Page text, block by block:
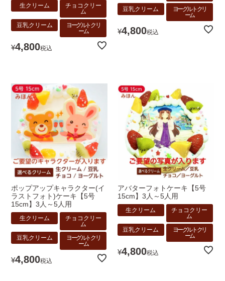
生クリーム
チョコクリー
ム
豆乳クリーム
ヨーグルトクリ
ーム
¥4,800税込
豆乳クリーム
ヨーグルトクリ
ーム
¥4,800税込
ポップアップキャラクター(イ
ラストフォト)ケーキ【5号
15cm】3人～5人用
生クリーム
チョコクリー
ム
豆乳クリーム
ヨーグルトクリ
ーム
¥4,800税込
アバターフォトケーキ【5号
15cm】3人～5人用
生クリーム
チョコクリー
ム
豆乳クリーム
ヨーグルトクリ
ーム
¥4,800税込